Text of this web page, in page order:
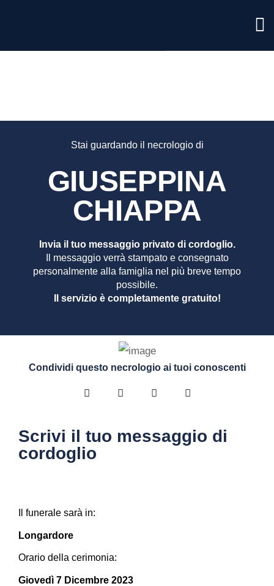
Stai guardando il necrologio di
GIUSEPPINA
CHIAPPA
Invia il tuo messaggio privato di cordoglio.
Il messaggio verrà stampato e consegnato
personalmente alla famiglia nel più breve tempo
possibile.
Il servizio è completamente gratuito!
Condividi questo necrologio ai tuoi conoscenti
Scrivi il tuo messaggio di
cordoglio
Il funerale sarà in:
Longardore
Orario della cerimonia:
Giovedì 7 Dicembre 2023